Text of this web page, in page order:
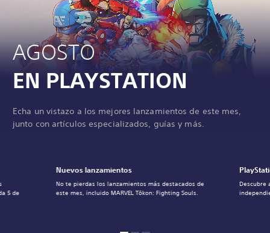
AGOSTO
EN PLAYSTATION
Echa un vistazo a los mejores lanzamientos de este mes,
junto con artículos especializados, guías y más.
Nuevos lanzamientos
No te pierdas los lanzamientos más destacados de
este mes, incluido MARVEL Tōkon: Fighting Souls.
Descubre
5 de